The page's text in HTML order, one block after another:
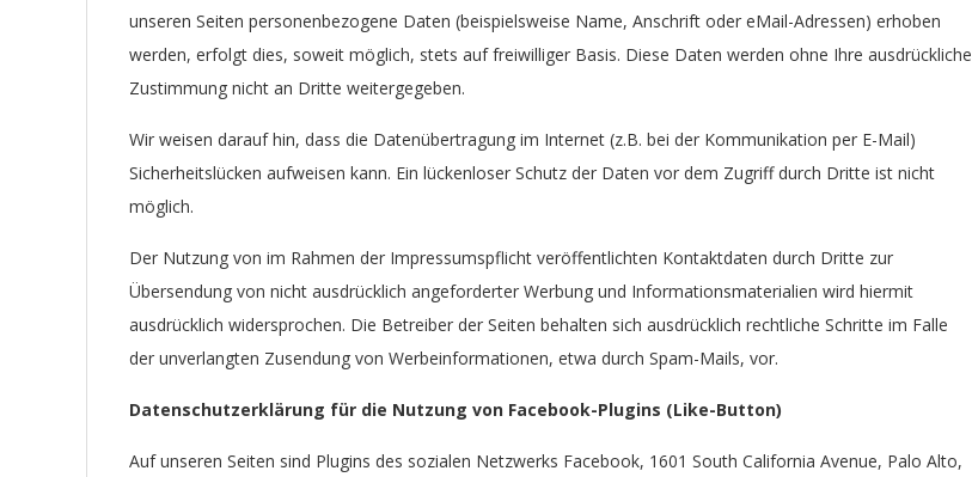
unseren Seiten personenbezogene Daten (beispielsweise Name, Anschrift oder eMail-Adressen) erhoben
werden, erfolgt dies, soweit möglich, stets auf freiwilliger Basis. Diese Daten werden ohne Ihre ausdrückliche
Zustimmung nicht an Dritte weitergegeben.
Wir weisen darauf hin, dass die Datenübertragung im Internet (z.B. bei der Kommunikation per E-Mail)
Sicherheitslücken aufweisen kann. Ein lückenloser Schutz der Daten vor dem Zugriff durch Dritte ist nicht
möglich.
Der Nutzung von im Rahmen der Impressumspflicht veröffentlichten Kontaktdaten durch Dritte zur
Übersendung von nicht ausdrücklich angeforderter Werbung und Informationsmaterialien wird hiermit
ausdrücklich widersprochen. Die Betreiber der Seiten behalten sich ausdrücklich rechtliche Schritte im Falle
der unverlangten Zusendung von Werbeinformationen, etwa durch Spam-Mails, vor.
Datenschutzerklärung für die Nutzung von Facebook-Plugins (Like-Button)
Auf unseren Seiten sind Plugins des sozialen Netzwerks Facebook, 1601 South California Avenue, Palo Alto,